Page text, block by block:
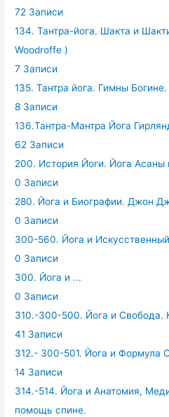
72 Записи
134. Тантра-йога. Шакта и
Woodroffe )
7 Записи
135. Тантра йога. Гимны
8 Записи
136.Тантра-Мантра Йога
62 Записи
200. История Йоги. Йога Асаны
0 Записи
280. Йога и Биографии. Джон
0 Записи
300-560. Йога и
0 Записи
300. Йога и ...
0 Записи
310.-300-500. Йога и Свобода.
41 Записи
312.- 300-501. Йога и Формула
14 Записи
314.-514. Йога и Анатомия,
помощь спине.